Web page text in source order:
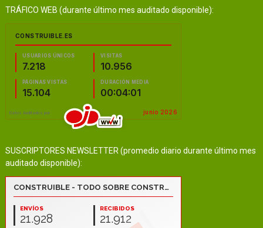
TRÁFICO WEB (durante último mes auditado disponible):
SUSCRIPTORES NEWSLETTER (promedio diario durante último mes
auditado disponible):